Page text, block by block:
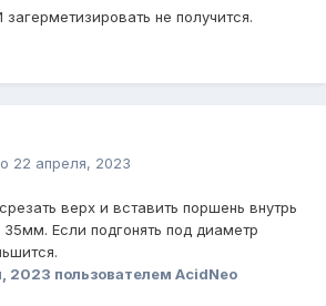
не получится.
22 апреля, 2023
верх и вставить поршень внутрь
Если подгонять под диаметр
2023 пользователем AcidNeo